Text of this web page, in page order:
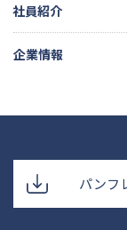
社員紹介
企業情報
パンフ